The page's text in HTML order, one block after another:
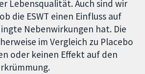
Lebensqualität. Auch sind wir
die ESWT einen Einfluss auf
Nebenwirkungen hat. Die
im Vergleich zu Placebo
oder keinen Effekt auf den